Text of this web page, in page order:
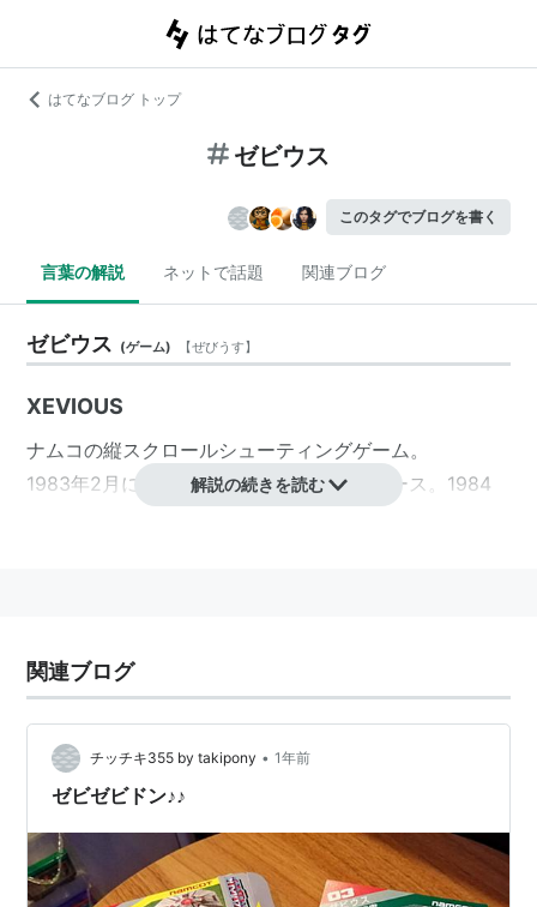
はてなブログ トップ
ゼビウス
このタグでブログを書く
言葉の解説 ネットで話題 関連ブログ
ゼビウス (ゲーム) 【ぜびうす】
XEVIOUS
ナムコの縦スクロールシューティングゲーム。
1983年2月にアーケードゲームとしてリリース。1984
それまでにないさまざまな要素を持っており、ビデオゲ
ームの表現方法を大きく広げる契機となった、エポック
メイキングな作品。真偽は定かではないが、破壊不可能
のバキュラに256発のザッパーを当てると破壊できると
ナミの「パロディウス」のあるキャラクターに反映され
ている。尚、後年になってバキュラが破壊できない処理
解説の続きを読む
関連ブログ
チッチキ355 by takipony • 1年前
ゼビゼビドン♪♪